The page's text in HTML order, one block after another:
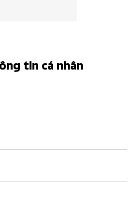
tin cá nhân